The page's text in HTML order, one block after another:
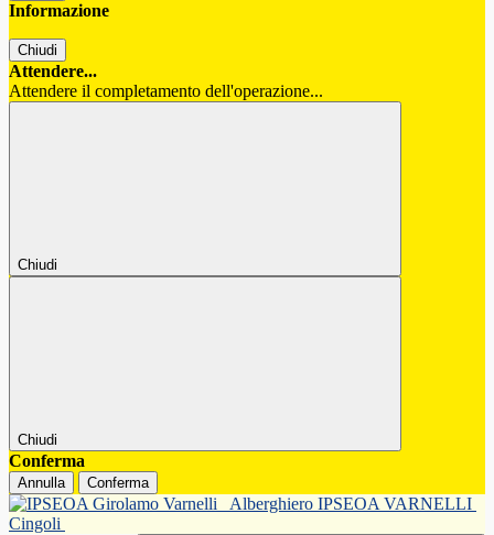
Informazione
Chiudi
Attendere...
Attendere il completamento dell'operazione...
Chiudi
Chiudi
Conferma
Annulla Conferma
Alberghiero IPSEOA VARNELLI
Cingoli